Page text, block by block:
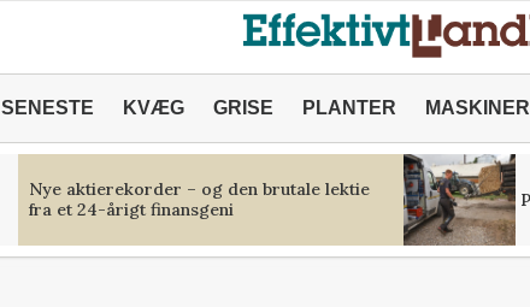
SENESTE KVÆG GRISE PLANTER MASKINER
Nye aktierekorder – og den brutale lektie
fra et 24-årigt finansgeni